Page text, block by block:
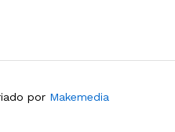
por Makemedia